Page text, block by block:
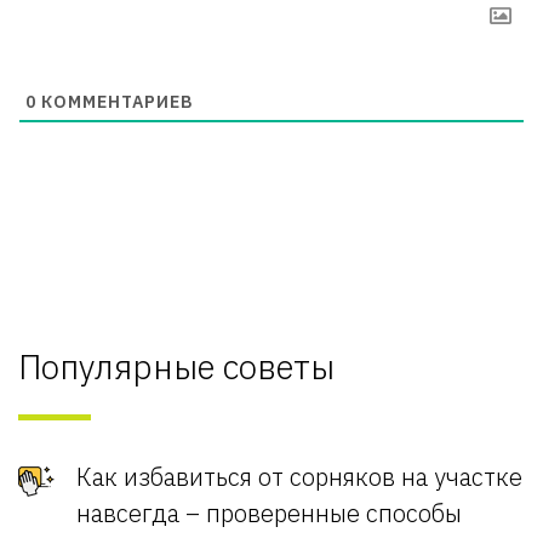
0 КОММЕНТАРИЕВ
Популярные советы
Как избавиться от сорняков на участке
навсегда – проверенные способы